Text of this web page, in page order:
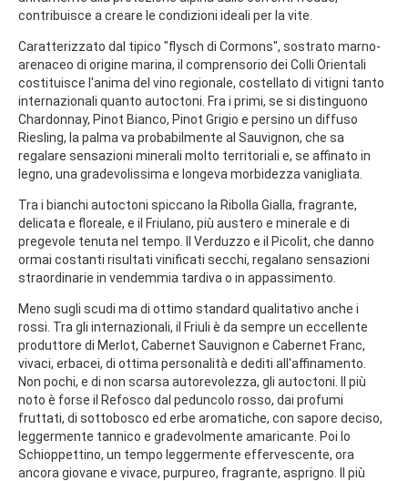
contribuisce a creare le condizioni ideali per la vite.
Caratterizzato dal tipico "flysch di Cormons", sostrato marno-
arenaceo di origine marina, il comprensorio dei Colli Orientali
costituisce l'anima del vino regionale, costellato di vitigni tanto
internazionali quanto autoctoni. Fra i primi, se si distinguono
Chardonnay, Pinot Bianco, Pinot Grigio e persino un diffuso
Riesling, la palma va probabilmente al Sauvignon, che sa
regalare sensazioni minerali molto territoriali e, se affinato in
legno, una gradevolissima e longeva morbidezza vanigliata.
Tra i bianchi autoctoni spiccano la Ribolla Gialla, fragrante,
delicata e floreale, e il Friulano, più austero e minerale e di
pregevole tenuta nel tempo. Il Verduzzo e il Picolit, che danno
ormai costanti risultati vinificati secchi, regalano sensazioni
straordinarie in vendemmia tardiva o in appassimento.
Meno sugli scudi ma di ottimo standard qualitativo anche i
rossi. Tra gli internazionali, il Friuli è da sempre un eccellente
produttore di Merlot, Cabernet Sauvignon e Cabernet Franc,
vivaci, erbacei, di ottima personalità e dediti all'affinamento.
Non pochi, e di non scarsa autorevolezza, gli autoctoni. Il più
noto è forse il Refosco dal peduncolo rosso, dai profumi
fruttati, di sottobosco ed erbe aromatiche, con sapore deciso,
leggermente tannico e gradevolmente amaricante. Poi lo
Schioppettino, un tempo leggermente effervescente, ora
ancora giovane e vivace, purpureo, fragrante, asprigno. Il più